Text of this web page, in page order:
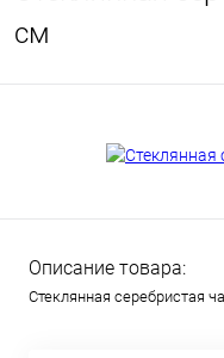
см
Описание товара:
Стеклянная серебристая